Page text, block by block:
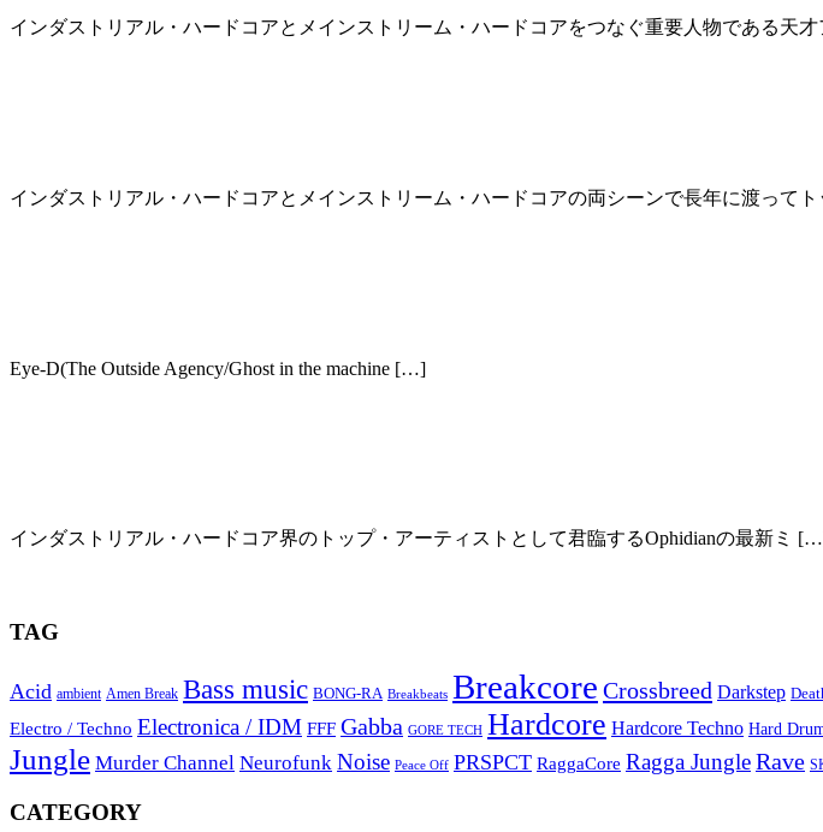
インダストリアル・ハードコアとメインストリーム・ハードコアをつなぐ重要人物である天
インダストリアル・ハードコアとメインストリーム・ハードコアの両シーンで長年に渡って
Eye-D(The Outside Agency/Ghost in the machine […]
インダストリアル・ハードコア界のトップ・アーティストとして君臨するOphidianの最新ミ
TAG
Acid ambient Amen Break Bass music BONG-RA Breakbeats Breakcore Crossbreed Darkstep
Electro / Techno Electronica / IDM FFF Gabba GORE TECH Hardcore Hardcore Techno Hard
Jungle Murder Channel Neurofunk Noise Peace Off PRSPCT RaggaCore Ragga JungleRave
CATEGORY